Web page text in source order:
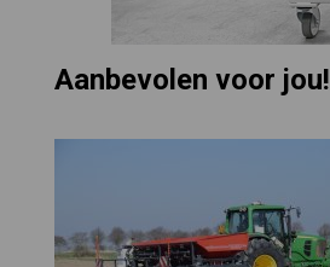
Aanbevolen voor jou!